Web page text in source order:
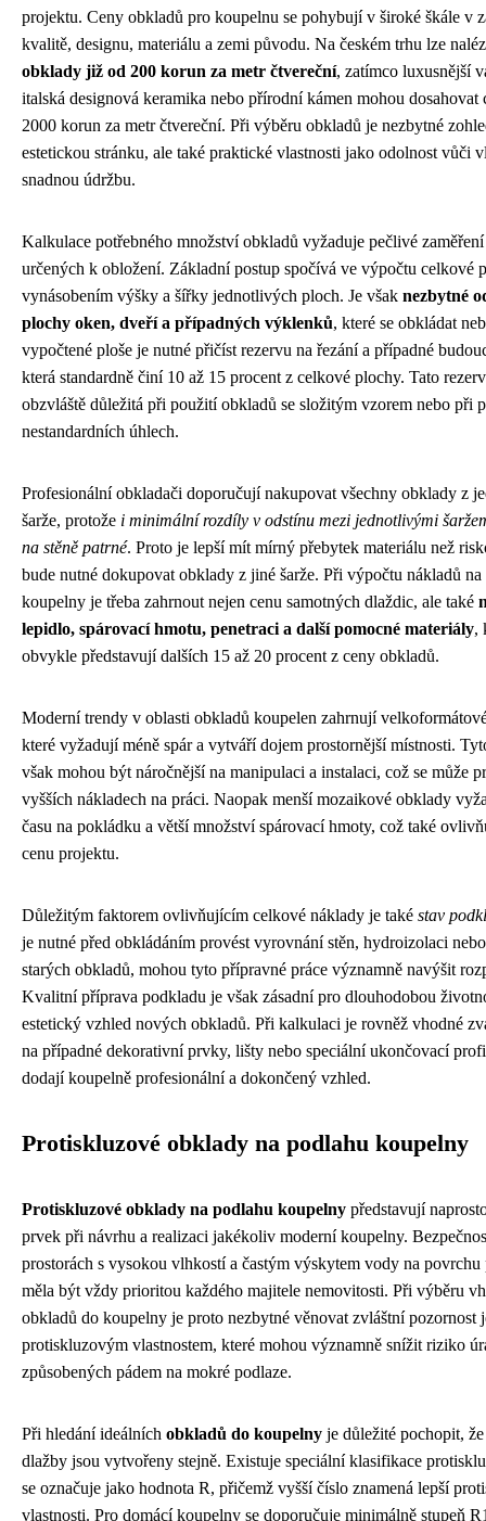
projektu. Ceny obkladů pro koupelnu se pohybují v široké škále v
kvalitě, designu, materiálu a zemi původu. Na českém trhu lze
obklady již od 200 korun za metr čtvereční, zatímco luxusnější
italská designová keramika nebo přírodní kámen mohou dosahovat
2000 korun za metr čtvereční. Při výběru obkladů je nezbytné
estetickou stránku, ale také praktické vlastnosti jako odolnost vůči
snadnou údržbu.
Kalkulace potřebného množství obkladů vyžaduje pečlivé zaměření
určených k obložení. Základní postup spočívá ve výpočtu celkové
vynásobením výšky a šířky jednotlivých ploch. Je však nezbytné
plochy oken, dveří a případných výklenků, které se obkládat
vypočtené ploše je nutné přičíst rezervu na řezání a případné
která standardně činí 10 až 15 procent z celkové plochy. Tato
obzvláště důležitá při použití obkladů se složitým vzorem nebo při
nestandardních úhlech.
Profesionální obkladači doporučují nakupovat všechny obklady z
šarže, protože i minimální rozdíly v odstínu mezi jednotlivými
na stěně patrné. Proto je lepší mít mírný přebytek materiálu než
bude nutné dokupovat obklady z jiné šarže. Při výpočtu nákladů
koupelny je třeba zahrnout nejen cenu samotných dlaždic, ale také
lepidlo, spárovací hmotu, penetraci a další pomocné materiály,
obvykle představují dalších 15 až 20 procent z ceny obkladů.
Moderní trendy v oblasti obkladů koupelen zahrnují
které vyžadují méně spár a vytváří dojem prostornější místnosti.
však mohou být náročnější na manipulaci a instalaci, což se může
vyšších nákladech na práci. Naopak menší mozaikové obklady
času na pokládku a větší množství spárovací hmoty, což také
cenu projektu.
Důležitým faktorem ovlivňujícím celkové náklady je také stav
je nutné před obkládáním provést vyrovnání stěn, hydroizolaci
starých obkladů, mohou tyto přípravné práce významně navýšit
Kvalitní příprava podkladu je však zásadní pro dlouhodobou
estetický vzhled nových obkladů. Při kalkulaci je rovněž vhodné
na případné dekorativní prvky, lišty nebo speciální ukončovací
dodají koupelně profesionální a dokončený vzhled.
Protiskluzové obklady na podlahu koupelny
Protiskluzové obklady na podlahu koupelny představují
prvek při návrhu a realizaci jakékoliv moderní koupelny.
prostorách s vysokou vlhkostí a častým výskytem vody na
měla být vždy prioritou každého majitele nemovitosti. Při výběru
obkladů do koupelny je proto nezbytné věnovat zvláštní pozornost
protiskluzovým vlastnostem, které mohou významně snížit riziko
způsobených pádem na mokré podlaze.
Při hledání ideálních obkladů do koupelny je důležité pochopit,
dlažby jsou vytvořeny stejně. Existuje speciální klasifikace
se označuje jako hodnota R, přičemž vyšší číslo znamená lepší
vlastnosti. Pro domácí koupelny se doporučuje minimálně stupeň